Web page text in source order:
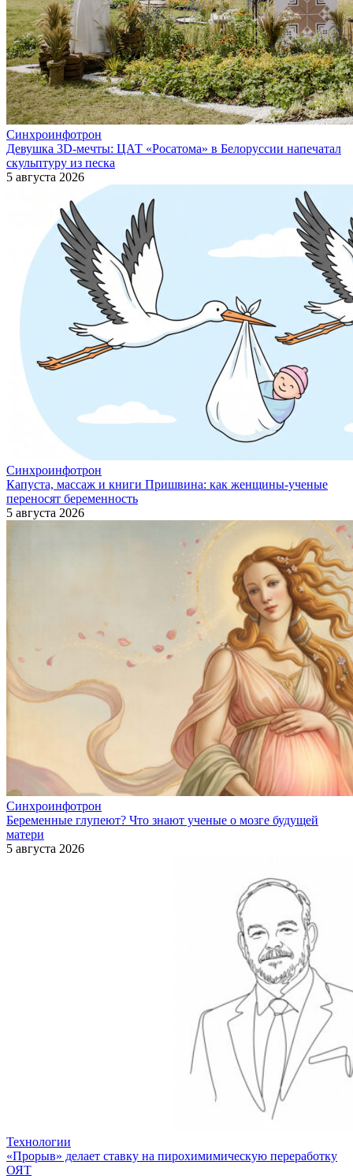
Синхроинфотрон
Девушка 3D-мечты: ЦАТ «Росатома» в Белоруссии напечатал
скульптуру из песка
5 августа 2026
Синхроинфотрон
Капуста, массаж и книги Пришвина: как женщины-ученые
переносят беременность
5 августа 2026
Синхроинфотрон
Беременные глупеют? Что знают ученые о мозге будущей
матери
5 августа 2026
Технологии
«Прорыв» делает ставку на пирохимимическую переработку
ОЯТ